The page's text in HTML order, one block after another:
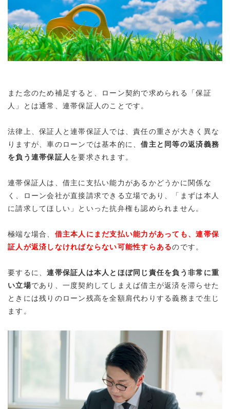
また念のため補足すると、ローン契約で求められる「保証
人」とは通常、 連帯保証人のこと です。
法律上、保証人と連帯保証人では、責任の重さが大きく異な
りますが、車のローンでは基本的に、借主と同等の返済義務
を負う連帯保証人 を要求されます。
連帯保証人は、借主に支払い能力があるかどうかに関係な
く、ローン会社が直接請求できる立場であり、「まずは本人
に請求してほしい」といった抗弁権も認められません。
極端な場合、 借主本人にまだ支払い能力があっても、連帯保
証人が返済しなければならない可能性すらあるのです。
要するに、連帯保証人は本人とほぼ同じ責任を負う非常に重
い立場であり、一度契約してしまえば借主が返済を滞らせた
ときには残りのローン残高を全額肩代わりする義務まで生じ
ます。